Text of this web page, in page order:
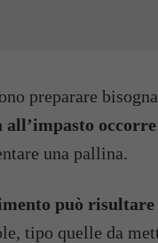
preparare
una pallina.
può
tipo quelle da